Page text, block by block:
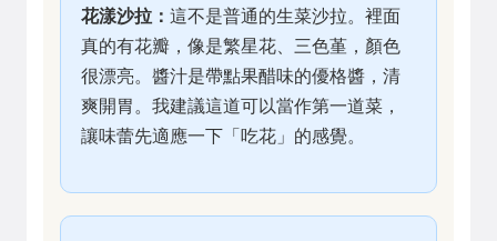
花漾沙拉： 這不是普通的生菜沙拉。裡面
真的有花瓣，像是繁星花、三色堇，顏色
很漂亮。醬汁是帶點果醋味的優格醬，清
爽開胃。我建議這道可以當作第一道菜，
讓味蕾先適應一下「吃花」的感覺。